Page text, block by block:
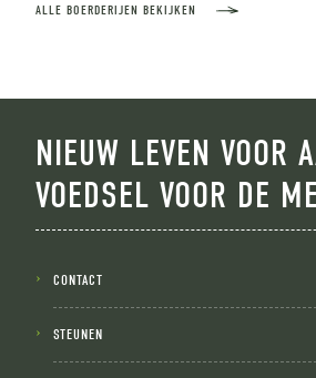
ALLE BOERDERIJEN BEKIJKEN
NIEUW LEVEN VOOR
VOEDSEL VOOR DE
CONTACT
STEUNEN